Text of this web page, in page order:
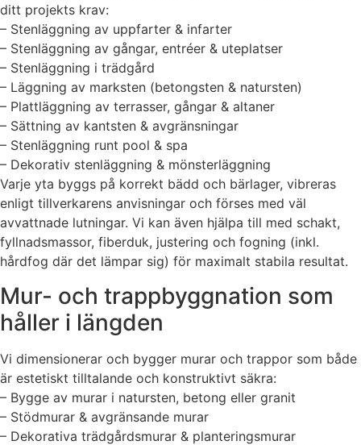
ditt projekts krav:
– Stenläggning av uppfarter & infarter
– Stenläggning av gångar, entréer & uteplatser
– Stenläggning i trädgård
– Läggning av marksten (betongsten & natursten)
– Plattläggning av terrasser, gångar & altaner
– Sättning av kantsten & avgränsningar
– Stenläggning runt pool & spa
– Dekorativ stenläggning & mönsterläggning
Varje yta byggs på korrekt bädd och bärlager, vibreras
enligt tillverkarens anvisningar och förses med väl
avvattnade lutningar. Vi kan även hjälpa till med schakt,
fyllnadsmassor, fiberduk, justering och fogning (inkl.
hårdfog där det lämpar sig) för maximalt stabila resultat.
Mur- och trappbyggnation som
håller i längden
Vi dimensionerar och bygger murar och trappor som både
är estetiskt tilltalande och konstruktivt säkra:
– Bygge av murar i natursten, betong eller granit
– Stödmurar & avgränsande murar
– Dekorativa trädgårdsmurar & planteringsmurar